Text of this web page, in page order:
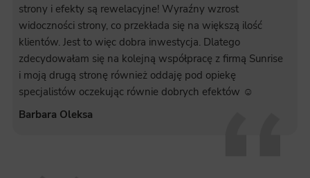
strony i efekty są rewelacyjne! Wyraźny wzrost
widoczności strony, co przekłada się na większą ilość
klientów. Jest to więc dobra inwestycja. Dlatego
zdecydowałam się na kolejną współpracę z firmą Sunrise
i moją drugą stronę również oddaję pod opiekę
specjalistów oczekując równie dobrych efektów ☺️
Barbara Oleksa